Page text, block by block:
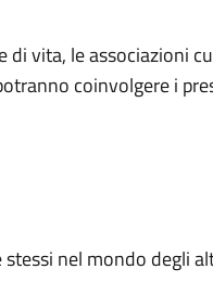
di vita, le associazioni
coinvolgere i
stessi nel mondo degli